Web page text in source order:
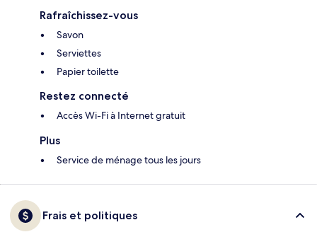
Rafraîchissez-vous
Savon
Serviettes
Papier toilette
Restez connecté
Accès Wi-Fi à Internet gratuit
Plus
Service de ménage tous les jours
Frais et politiques